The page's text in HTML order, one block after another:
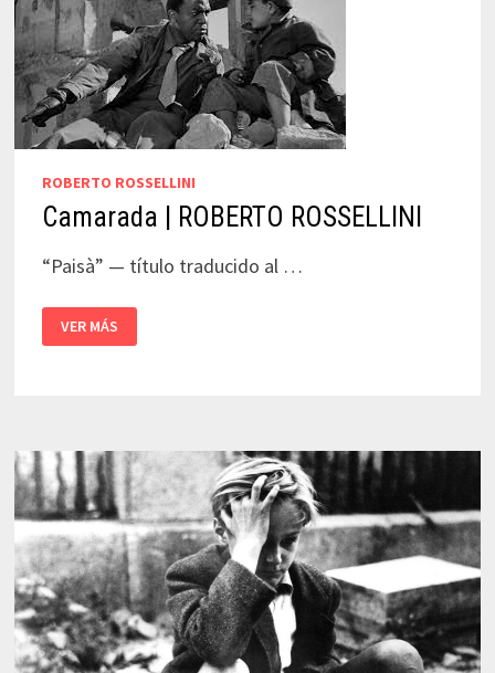
ROBERTO ROSSELLINI
Camarada | ROBERTO ROSSELLINI
“Paisà​” — título traducido al …
CAMARADA
|
ROBERTO
VER MÁS